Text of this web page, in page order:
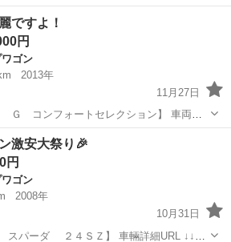
色:アイボリー 車検: 約1年 型式:
ステップワゴン
ですよ！
円
ゴン
2013年
11月27日
コンフォートセレクション】 車両詳
☆ナビ ☆ETC ☆
ップワゴン オトロン
激安大祭り🎉
円
ゴン
2008年
10月31日
２４ＳＺ】 車輛詳細URL ↓↓